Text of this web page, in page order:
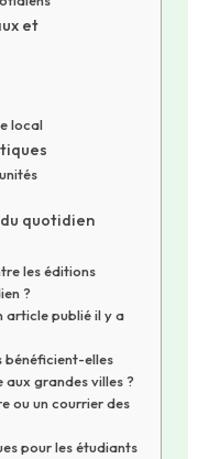
et
local
quotidien
les éditions
?
article publié il y a
bénéficient-elles
aux grandes villes ?
ou un courrier des
pour les étudiants